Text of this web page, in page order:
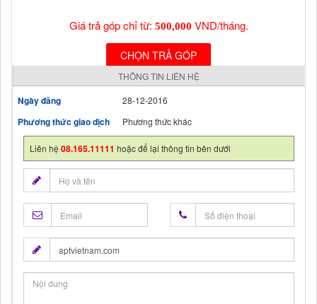
Giá trả góp chỉ từ: 500,000 VND/tháng.
CHỌN TRẢ GÓP
THÔNG TIN LIÊN HỆ
Ngày đăng 28-12-2016
Phương thức giao dịch Phương thức khác
Liên hệ08.165.11111 hoặc để lại thông tin bên dưới